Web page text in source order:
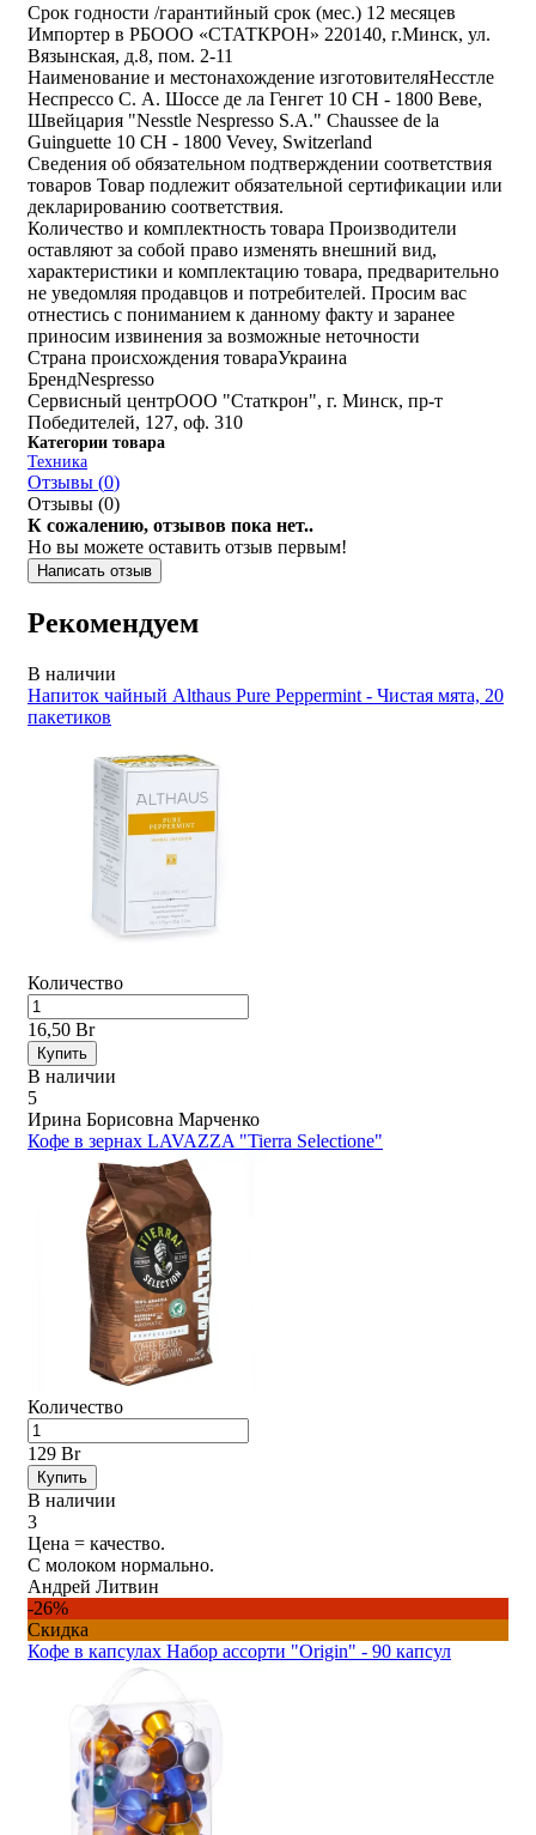
Срок годности /гарантийный срок (мес.) 12 месяцев
Импортер в РБООО «СТАТКРОН» 220140, г.Минск, ул.
Вязынская, д.8, пом. 2-11
Наименование и местонахождение изготовителяНесстле
Неспрессо С. А. Шоссе де ла Генгет 10 CH - 1800 Веве,
Швейцария "Nesstle Nespresso S.A." Chaussee de la
Guinguette 10 CH - 1800 Vevey, Switzerland
Сведения об обязательном подтверждении соответствия
товаров Товар подлежит обязательной сертификации или
декларированию соответствия.
Количество и комплектность товара Производители
оставляют за собой право изменять внешний вид,
характеристики и комплектацию товара, предварительно
не уведомляя продавцов и потребителей. Просим вас
отнестись с пониманием к данному факту и заранее
приносим извинения за возможные неточности
Страна происхождения товараУкраина
БрендNespresso
Cервисный центрООО "Статкрон", г. Минск, пр-т
Победителей, 127, оф. 310
Категории товара
Техника
Отзывы (0)
Отзывы (0)
К сожалению, отзывов пока нет..
Но вы можете оставить отзыв первым!
Написать отзыв
Рекомендуем
В наличии
Напиток чайный Althaus Pure Peppermint - Чистая мята, 20
пакетиков
Количество
16,50 Br
Купить
В наличии
5
Ирина Борисовна Марченко
Кофе в зернах LAVAZZA "Tierra Selectione"
Количество
129 Br
Купить
В наличии
3
Цена = качество.
С молоком нормально.
Андрей Литвин
-26%
Скидка
Кофе в капсулах Набор ассорти "Origin" - 90 капсул